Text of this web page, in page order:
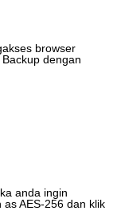
browser
Backup dengan
anda ingin
asAES-256 dan klik